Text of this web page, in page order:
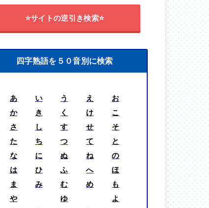
⭐サイトの逆引き検索⭐
四字熟語を５０音別に検索
あ い う え
お
か
き く け
こ
さ
し す せ
そ
た
ち つ て
と
な
に ぬ ね
の
は
ひ ふ へ
ほ
ま
み む め
も
や
ゆ
よ